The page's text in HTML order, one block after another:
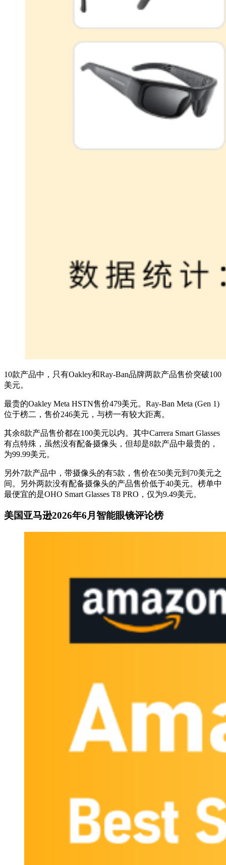
10款产品中，只有Oakley和Ray-Ban品牌两款产品售价突破100
美元。
最贵的Oakley Meta HSTN售价479美元。Ray-Ban Meta (Gen 1)
位于榜二，售价246美元，与榜一有较大距离。
其余8款产品售价都在100美元以内。其中Carrera Smart Glasses
有点特殊，虽然没有配备摄像头，但却是8款产品中最贵的，
为99.99美元。
另外7款产品中，带摄像头的有5款，售价在50美元到70美元之
间。另外两款没有配备摄像头的产品售价低于40美元。榜单中
最便宜的是OHO Smart Glasses T8 PRO，仅为9.49美元。
美国亚马逊2026年6月智能眼镜评论榜